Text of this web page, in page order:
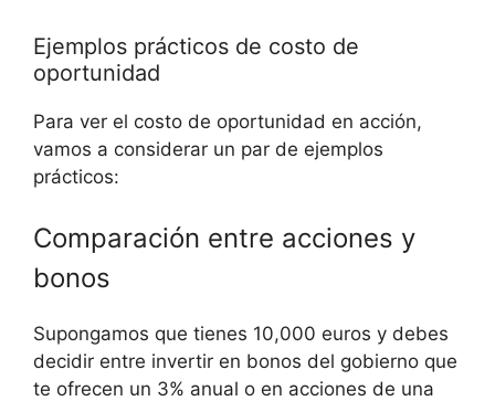
Ejemplos ⁤prácticos de costo de
oportunidad
Para ver el costo de oportunidad en acción,
vamos a considerar⁤ un ⁤par de ejemplos
prácticos:
Comparación entre acciones y‍
bonos
Supongamos que tienes 10,000 ⁢euros y debes
decidir entre ‌invertir en bonos⁢ del‌ gobierno que
te​ ofrecen ​un 3% ‌anual o en acciones de una